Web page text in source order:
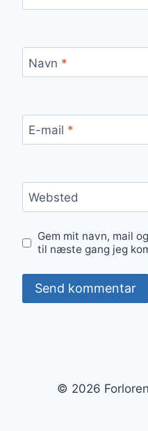
Navn *
E-mail *
Websted
Gem mit navn, mail
til næste gang jeg
© 2026